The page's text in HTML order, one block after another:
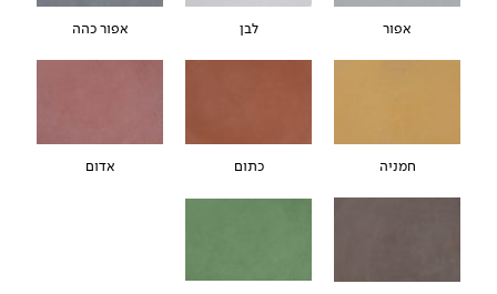
אפור לבן אפור כהה
חמניה כתום אדום